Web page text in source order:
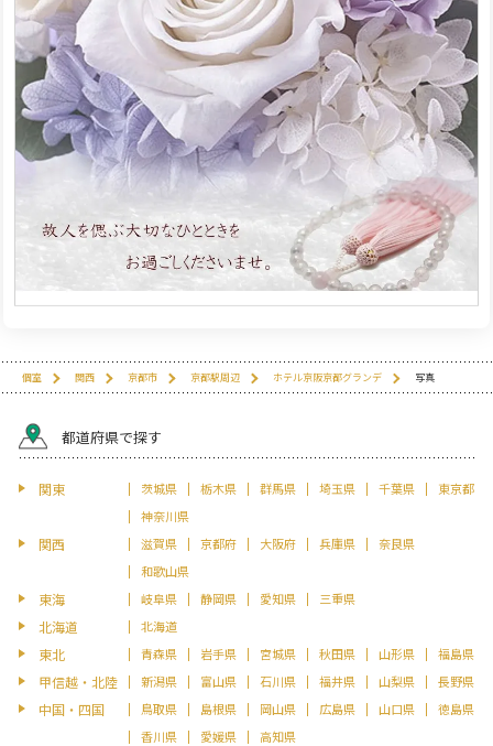
個室 関西 京都市 京都駅周辺 ホテル京阪京都グランデ 写真
都道府県で探す
関東 茨城県 栃木県 群馬県 埼玉県 千葉県
東京都
神奈川県
関西 滋賀県 京都府 大阪府 兵庫県
奈良県
和歌山県
東海 岐阜県 静岡県 愛知県 三重県
北海道 北海道
東北 青森県 岩手県 宮城県 秋田県 山形県 福島県
甲信越・北陸 新潟県 富山県 石川県 福井県 山梨県 長野県
中国・四国 鳥取県 島根県 岡山県 広島県 山口県
徳島県
香川県
愛媛県 高知県